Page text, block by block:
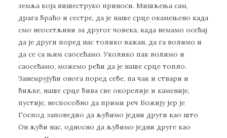
земља која вишеструко приноси. Мишљења сам,
драга браћо и сестре, да је наше срце окамењено када
смо неосетљиви за другог човека, када немамо осећај
да је други поред нас толико важан, да га волимо и
да се са њим саосећамо. Уколико пак волимо и
саосећамо, можемо рећи да је наше срце топло.
Занемрујући онога поред себе, па чак и ствари и
биљке, наше срце бива све окорелије и каменије,
пустије, неспособно да прими реч Божију јер је
Господ заповедио да љубимо једни други као што
Он љуби нас, односно да љубимо једни друге као